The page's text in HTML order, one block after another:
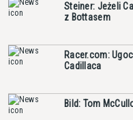
Steiner: Jeżeli
z Bottasem
Racer.com:
Cadillaca
Bild: Tom